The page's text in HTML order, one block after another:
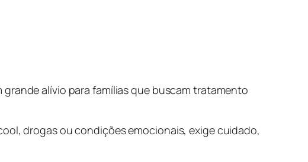
grande alívio para famílias que buscam tratamento
drogas ou condições emocionais, exige cuidado,